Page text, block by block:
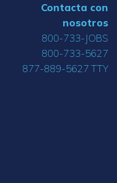
Contacta con
nosotros
800-733-JOBS
800-733-5627
877-889-5627 TTY